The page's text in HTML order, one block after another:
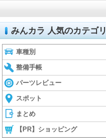
みんカラ 人気のカテゴリ
車種別
整備手帳
パーツレビュー
スポット
まとめ
【PR】ショッピング